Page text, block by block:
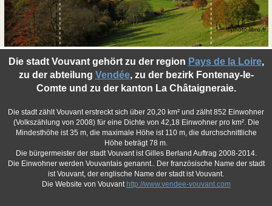
Die stadt Vouvant gehört zu der region Pays de la Loire,
zu der abteilung Vendée, zu der bezirk Fontenay-le-
Comte und zu der kanton La Châtaigneraie.
Die stadt zählt Vouvant erstreckt sich über 20,20 km² und zälht 852 Einwohner
(Volkszählung von 2008) für eine Dichte von 42,18 Einwohner pro km². Die
Mindesthöhe ist 35 m, die maximale Höhe ist 110 m, die durchschnittliche
Höhe beträgt 78 m.
Die bürgermeister der stadt Vouvant ist Gilles Berland Auftrag 2008-2014.
Die Einwohner werden Vouvantais genannt.. Der französische Name der stadt
ist Vouvant, der englische Name der stadt ist Vouvant.
Die Website von Vouvant http://www.vendee-vouvant.com
©photo-libre.fr